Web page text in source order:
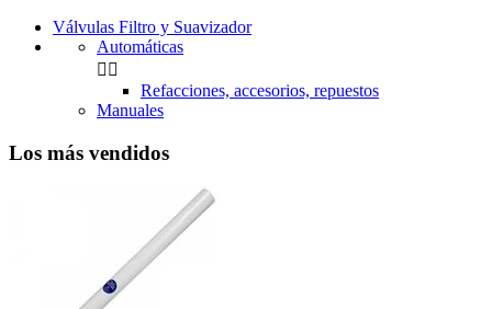
Válvulas Filtro y Suavizador
Automáticas
 
Refacciones, accesorios, repuestos
Manuales
Los más vendidos